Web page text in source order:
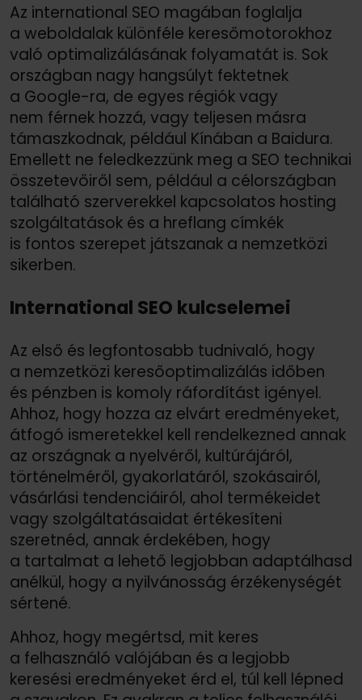
Az international SEO magában foglalja
a weboldalak különféle keresőmotorokhoz
való optimalizálásának folyamatát is. Sok
országban nagy hangsúlyt fektetnek
a Google-ra, de egyes régiók vagy
nem férnek hozzá, vagy teljesen másra
támaszkodnak, például Kínában a Baidura.
Emellett ne feledkezzünk meg a SEO technikai
összetevőiről sem, például a célországban
található szerverekkel kapcsolatos hosting
szolgáltatások és a hreflang címkék
is fontos szerepet játszanak a nemzetközi
sikerben.
International SEO kulcselemei
Az első és legfontosabb tudnivaló, hogy
a nemzetközi keresőoptimalizálás időben
és pénzben is komoly ráfordítást igényel.
Ahhoz, hogy hozza az elvárt eredményeket,
átfogó ismeretekkel kell rendelkezned annak
az országnak a nyelvéről, kultúrájáról,
történelméről, gyakorlatáról, szokásairól,
vásárlási tendenciáiról, ahol termékeidet
vagy szolgáltatásaidat értékesíteni
szeretnéd, annak érdekében, hogy
a tartalmat a lehető legjobban adaptálhasd
anélkül, hogy a nyilvánosság érzékenységét
sértené.
Ahhoz, hogy megértsd, mit keres
a felhasználó valójában és a legjobb
keresési eredményeket érd el, túl kell lépned